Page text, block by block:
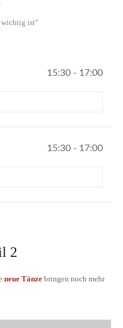
wichtig ist"
2
neue Tänze bringen noch mehr